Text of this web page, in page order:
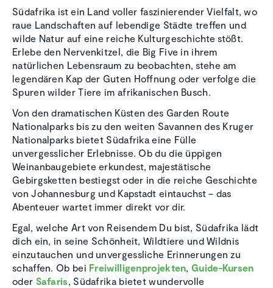
Südafrika ist ein Land voller faszinierender Vielfalt, wo
raue Landschaften auf lebendige Städte treffen und
wilde Natur auf eine reiche Kulturgeschichte stößt.
Erlebe den Nervenkitzel, die Big Five in ihrem
natürlichen Lebensraum zu beobachten, stehe am
legendären Kap der Guten Hoffnung oder verfolge die
Spuren wilder Tiere im afrikanischen Busch.
Von den dramatischen Küsten des Garden Route
Nationalparks bis zu den weiten Savannen des Kruger
Nationalparks bietet Südafrika eine Fülle
unvergesslicher Erlebnisse. Ob du die üppigen
Weinanbaugebiete erkundest, majestätische
Gebirgsketten bestiegst oder in die reiche Geschichte
von Johannesburg und Kapstadt eintauchst – das
Abenteuer wartet immer direkt vor dir.
Egal, welche Art von Reisendem Du bist, Südafrika lädt
dich ein, in seine Schönheit, Wildtiere und Wildnis
einzutauchen und unvergessliche Erinnerungen zu
schaffen. Ob bei Freiwilligenprojekten,Guide-Kursen
oder Safaris, Südafrika bietet wundervolle